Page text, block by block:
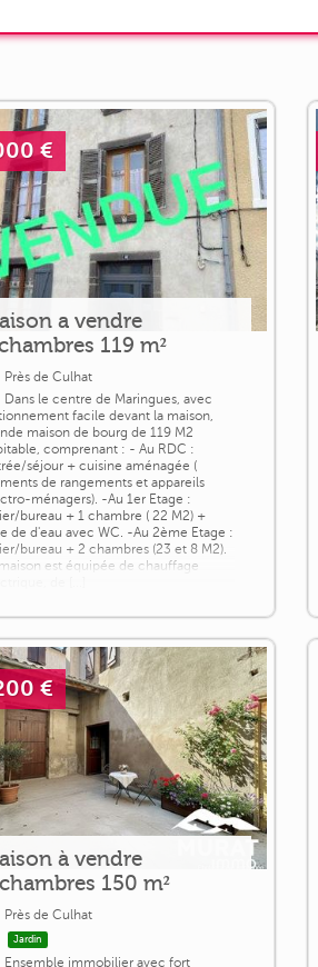
€
a vendre
119 m²
Près de Culhat
Dans le centre de Maringues, avec
facile devant la maison,
maison de bourg de 119 M2
comprenant : - Au RDC :
séjour + cuisine aménagée (
de rangements et appareils
ménagers). -Au 1er Etage :
bureau + 1 chambre ( 22 M2) +
de d'eau avec WC. -Au 2ème Etage :
bureau + 2 chambres (23 et 8 M2).
est équipée de chauffage
€
à vendre
150 m²
Près de Culhat
Jardin
Ensemble immobilier avec fort